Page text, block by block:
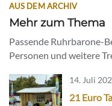
AUS DEM ARCHIV
Mehr zum Thema
Passende Ruhrbarone-
Personen und weitere
14. Juli
21 Euro